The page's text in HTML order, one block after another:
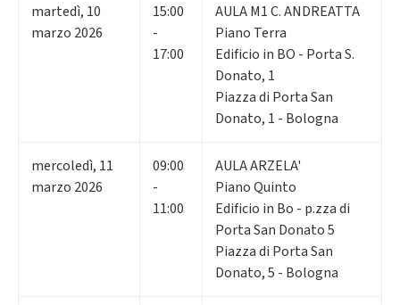
martedì, 10
marzo 2026
15:00
-
17:00
AULA M1 C. ANDREATTA
Piano Terra
Edificio in BO - Porta S.
Donato, 1
Piazza di Porta San
Donato, 1 - Bologna
mercoledì, 11
marzo 2026
09:00
-
11:00
AULA ARZELA'
Piano Quinto
Edificio in Bo - p.zza di
Porta San Donato 5
Piazza di Porta San
Donato, 5 - Bologna